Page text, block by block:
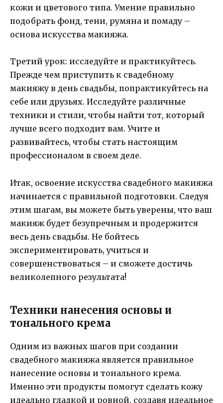
кожи и цветового типа. Умение правильно
подобрать фонд, тени, румяна и помаду –
основа искусства макияжа.
Третий урок: исследуйте и практикуйтесь.
Прежде чем приступить к свадебному
макияжу в день свадьбы, попрактикуйтесь на
себе или друзьях. Исследуйте различные
техники и стили, чтобы найти тот, который
лучше всего подходит вам. Учите и
развивайтесь, чтобы стать настоящим
профессионалом в своем деле.
Итак, освоение искусства свадебного макияжа
начинается с правильной подготовки. Следуя
этим шагам, вы можете быть уверены, что ваш
макияж будет безупречным и продержится
весь день свадьбы. Не бойтесь
экспериментировать, учиться и
совершенствоваться – и сможете достичь
великолепного результата!
Техники нанесения основы и
тонального крема
Одним из важных шагов при создании
свадебного макияжа является правильное
нанесение основы и тонального крема.
Именно эти продукты помогут сделать кожу
идеально гладкой и ровной, создавя идеальное